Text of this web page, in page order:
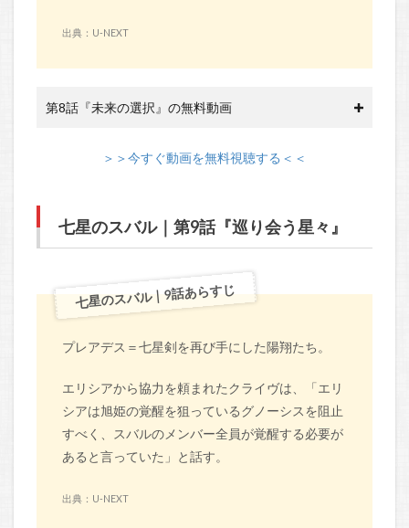
出典：U-NEXT
第8話『未来の選択』の無料動画
＞＞今すぐ動画を無料視聴する＜＜
七星のスバル｜第9話『巡り会う星々』
七星のスバル｜9話あらすじ
プレアデス＝七星剣を再び手にした陽翔たち。
エリシアから協力を頼まれたクライヴは、「エリ
シアは旭姫の覚醒を狙っているグノーシスを阻止
すべく、スバルのメンバー全員が覚醒する必要が
あると言っていた」と話す。
出典：U-NEXT